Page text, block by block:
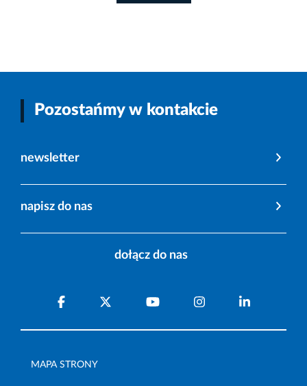
Pozostańmy w kontakcie
newsletter
napisz do nas
dołącz do nas
MAPA STRONY